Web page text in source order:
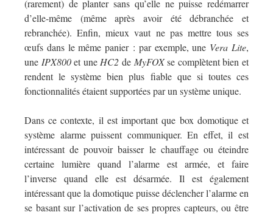
(rarement) de planter sans qu’elle ne puisse redémarrer
d’elle-même (même après avoir été débranchée et
rebranchée). Enfin, mieux vaut ne pas mettre tous ses
œufs dans le même panier : par exemple, une Vera Lite,
une IPX800et uneHC2 de MyFOXse complètent bien et
rendent le système bien plus fiable que si toutes ces
fonctionnalités étaient supportées par un système unique.
Dans ce contexte, il est important que box domotique et
système alarme puissent communiquer. En effet, il est
intéressant de pouvoir baisser le chauffage ou éteindre
certaine lumière quand l’alarme est armée, et faire
l’inverse quand elle est désarmée. Il est également
intéressant que la domotique puisse déclencher l’alarme en
se basant sur l’activation de ses propres capteurs, ou être